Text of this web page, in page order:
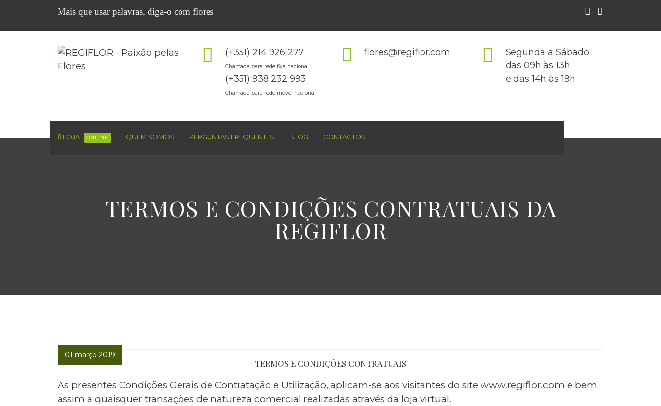
Mais que usar palavras, diga-o com flores
(+351) 214 926 277
Chamada para rede fixa nacional
(+351) 938 232 993
Chamada para rede móvel nacional
flores@regiflor.com
Segunda a Sábado
das 09h às 13h
e das 14h às 19h
LOJA ONLINE QUEM SOMOS PERGUNTAS FREQUENTES BLOG CONTACTOS
TERMOS E CONDIÇÕES CONTRATUAIS DA
REGIFLOR
01 março 2019
TERMOS E CONDIÇÕES CONTRATUAIS
As presentes Condições Gerais de Contratação e Utilização, aplicam-se aos visitantes do site www.regiflor.com e bem
assim a quaisquer transações de natureza comercial realizadas através da loja virtual.
01 março 2019